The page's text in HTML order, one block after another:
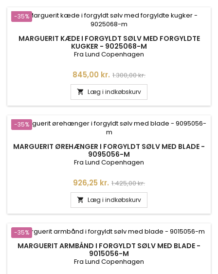
-35%
MARGUERIT KÆDE I FORGYLDT SØLV MED FORGYLDTE
KUGKER - 9025068-M
Fra Lund Copenhagen
Pris
845,00 kr. Normalpris
1.300,00 kr.
 Læg i indkøbskurv
-35%
MARGUERIT ØREHÆNGER I FORGYLDT SØLV MED BLADE -
9095056-M
Fra Lund Copenhagen
Pris
926,25 kr. Normalpris
1.425,00 kr.
 Læg i indkøbskurv
-35%
MARGUERIT ARMBÅND I FORGYLDT SØLV MED BLADE -
9015056-M
Fra Lund Copenhagen